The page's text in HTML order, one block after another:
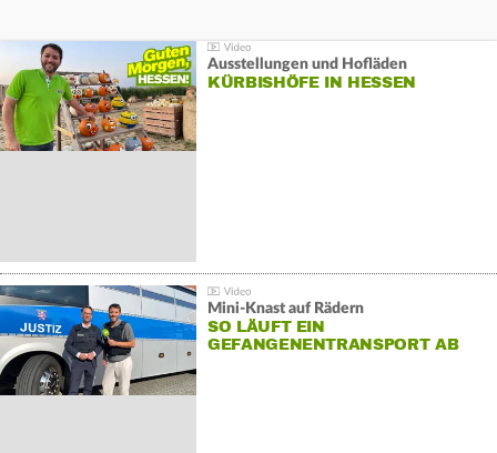
Ausstellungen und Hofläden
KÜRBISHÖFE IN HESSEN
Mini-Knast auf Rädern
SO LÄUFT EIN
GEFANGENENTRANSPORT AB